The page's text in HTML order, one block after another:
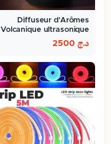
Diffuseur d'Arômes
Volcanique ultrasonique
300ml
د.ج